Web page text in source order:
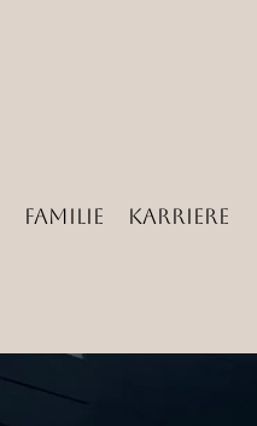
Familie Karriere